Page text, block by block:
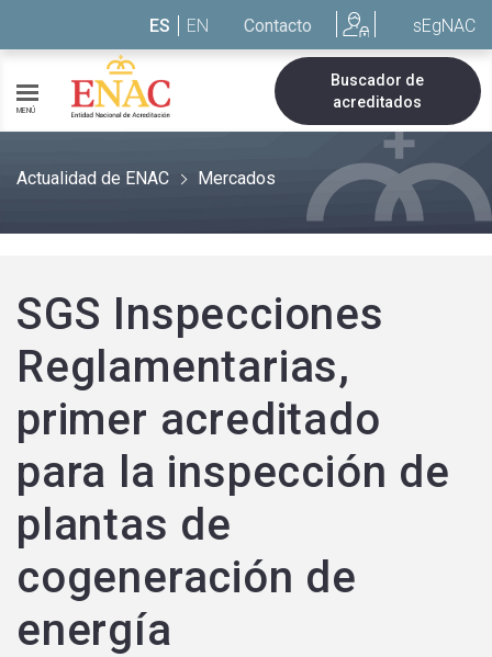
ES EN Contacto sEgNAC
MENÚ
Buscador de
acreditados
Actualidad de ENAC Mercados
SGS Inspecciones
Reglamentarias,
primer acreditado
para la inspección de
plantas de
cogeneración de
energía